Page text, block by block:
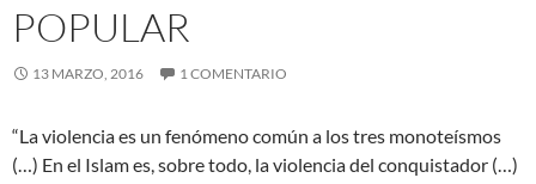
POPULAR
13 MARZO, 2016 1 COMENTARIO
“La violencia es un fenómeno común a los tres monoteísmos
(…) En el Islam es, sobre todo, la violencia del conquistador (…)